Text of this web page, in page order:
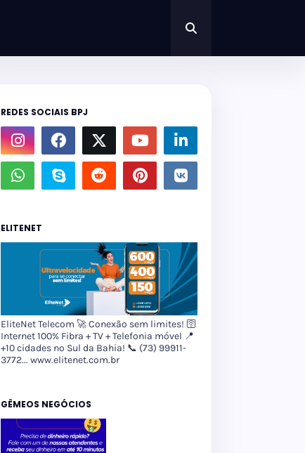
REDES SOCIAIS BPJ
ELITENET
EliteNet Telecom 🚀 Conexão sem limites! 🛜
Internet 100% Fibra + TV + Telefonia móvel 📍
+10 cidades no Sul da Bahia! 📞 (73) 99911-
3772... www.elitenet.com.br
GÊMEOS NEGÓCIOS